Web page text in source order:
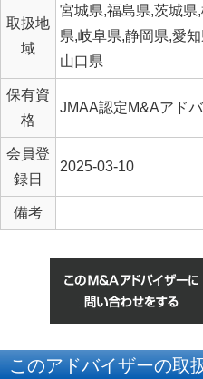
取扱地
域
宮城県,福島県,茨城県
県,岐阜県,静岡県,愛
山口県
保有資
格
JMAA認定M&Aアド
会員登
録日
2025-03-10
備考
このアドバイザーの取